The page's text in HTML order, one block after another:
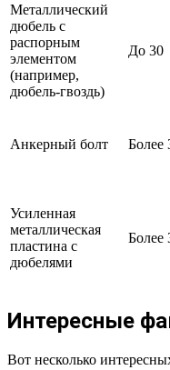
Металлический
дюбель с
распорным
элементом
(например,
дюбель-гвоздь)
До 30
Анкерный болт Более
Усиленная
металлическая
пластина с
дюбелями
Более
Интересные
Вот несколько